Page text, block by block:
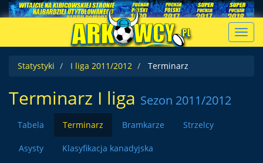
Statystyki
I liga 2011/2012 Terminarz
Terminarz I liga Sezon 2011/2012
Tabela Terminarz Bramkarze Strzelcy
Asysty Klasyfikacja kanadyjska